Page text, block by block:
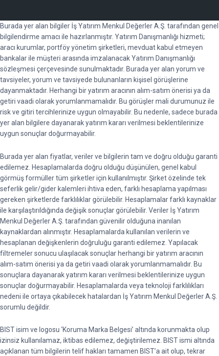
Burada yer alan bilgiler İş Yatırım Menkul Değerler A.Ş. tarafından genel
bilgilendirme amacı ile hazırlanmıştır. Yatırım Danışmanlığı hizmeti;
aracı kurumlar, portföy yönetim şirketleri, mevduat kabul etmeyen
bankalar ile müşteri arasında imzalanacak Yatırım Danışmanlığı
sözleşmesi çerçevesinde sunulmaktadır. Burada yer alan yorum ve
tavsiyeler, yorum ve tavsiyede bulunanların kişisel görüşlerine
dayanmaktadır. Herhangi bir yatırım aracının alım-satım önerisi ya da
getiri vaadi olarak yorumlanmamalıdır. Bu görüşler mali durumunuz ile
risk ve gitiri tercihlerinize uygun olmayabilir. Bu nedenle, sadece burada
yer alan bilgilere dayanarak yatırım kararı verilmesi beklentilerinize
uygun sonuçlar doğurmayabilir.
Burada yer alan fiyatlar, veriler ve bilgilerin tam ve doğru olduğu garanti
edilemez. Hesaplamalarda doğru olduğu düşünülen, genel kabul
görmüş formüller tüm şirketler için kullanılmıştır. Şirket özelinde tek
seferlik gelir/gider kalemleri ihtiva eden, farklı hesaplama yapılması
gereken şirketlerde farklılıklar görülebilir. Hesaplamalar farklı kaynaklar
ile karşılaştırıldığında değişik sonuçlar görülebilir. Veriler İş Yatırım
Menkul Değerler A.Ş. tarafından güvenilir olduğuna inanılan
kaynaklardan alınmıştır. Hesaplamalarda kullanılan verilerin ve
hesaplanan değişkenlerin doğruluğu garanti edilemez. Yapılacak
filtremeler sonucu ulaşılacak sonuçlar herhangi bir yatırım aracının
alım-satım önerisi ya da getiri vaadi olarak yorumlanmamalıdır. Bu
sonuçlara dayanarak yatırım kararı verilmesi beklentilerinize uygun
sonuçlar doğurmayabilir. Hesaplamalarda veya teknoloji farklılıkları
nedeni ile ortaya çıkabilecek hatalardan İş Yatırım Menkul Değerler A.Ş.
sorumlu değildir.
BIST isim ve logosu ‘Koruma Marka Belgesi’ altında korunmakta olup
izinsiz kullanılamaz, iktibas edilemez, değiştirilemez. BIST ismi altında
açıklanan tüm bilgilerin telif hakları tamamen BIST’a ait olup, tekrar